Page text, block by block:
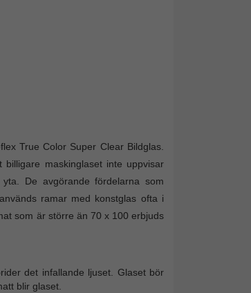
True Color Super Clear Bildglas.
maskinglaset inte uppvisar
De avgörande fördelarna som
ramar med konstglas ofta i
som är större än 70 x 100 erbjuds
det infallande ljuset. Glaset bör
blir glaset.